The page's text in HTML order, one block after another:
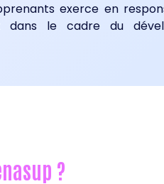
exerce en
dans le cadre du
?